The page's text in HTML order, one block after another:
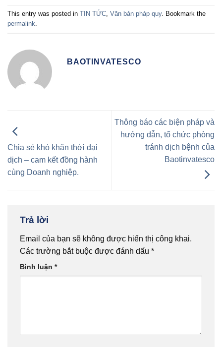
This entry was posted in TIN TỨC, Văn bản pháp quy. Bookmark the
permalink.
BAOTINVATESCO
Chia sẻ khó khăn thời đại
dịch – cam kết đồng hành
cùng Doanh nghiệp.
Thông báo các biện pháp và
hướng dẫn, tổ chức phòng
tránh dịch bệnh của
Baotinvatesco
Trả lời
Email của bạn sẽ không được hiển thị công khai.
Các trường bắt buộc được đánh dấu *
Bình luận *